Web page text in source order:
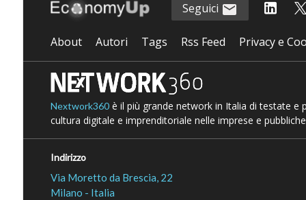
Seguici
About Autori Tags Rss Feed Privacy e
Nextwork360è il più grande network in Italia di testate e
cultura digitale e imprenditoriale nelle imprese e
Indirizzo
Via Moretto da Brescia, 22
Milano - Italia